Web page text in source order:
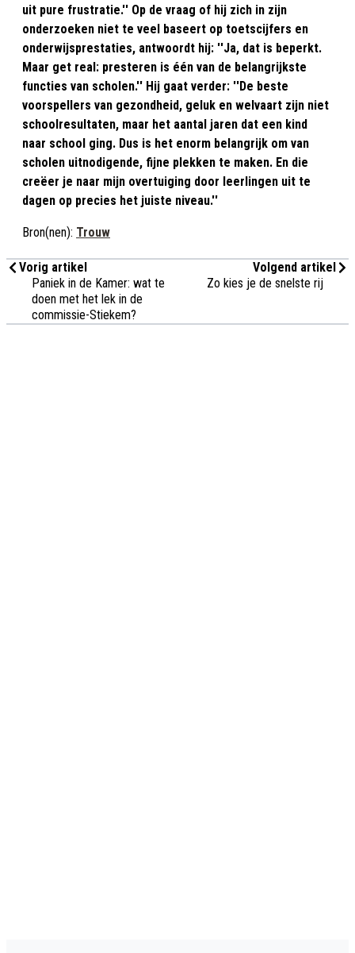
uit pure frustratie.'' Op de vraag of hij zich in zijn
onderzoeken niet te veel baseert op toetscijfers en
onderwijsprestaties, antwoordt hij: ''Ja, dat is beperkt.
Maar get real: presteren is één van de belangrijkste
functies van scholen.'' Hij gaat verder: ''De beste
voorspellers van gezondheid, geluk en welvaart zijn niet
schoolresultaten, maar het aantal jaren dat een kind
naar school ging. Dus is het enorm belangrijk om van
scholen uitnodigende, fijne plekken te maken. En die
creëer je naar mijn overtuiging door leerlingen uit te
dagen op precies het juiste niveau.''
Bron(nen): Trouw
Vorig artikel
Paniek in de Kamer: wat te
doen met het lek in de
commissie-Stiekem?
Volgend artikel
Zo kies je de snelste rij